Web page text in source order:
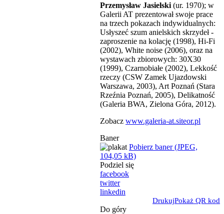
Przemysław Jasielski (ur. 1970); w
Galerii AT prezentował swoje prace
na trzech pokazach indywidualnych:
Usłyszeć szum anielskich skrzydeł -
zaproszenie na kolację (1998), Hi-Fi
(2002), White noise (2006), oraz na
wystawach zbiorowych: 30X30
(1999), Czarnobiałe (2002), Lekkość
rzeczy (CSW Zamek Ujazdowski
Warszawa, 2003), Art Poznań (Stara
Rzeźnia Poznań, 2005), Delikatność
(Galeria BWA, Zielona Góra, 2012).
Zobacz www.galeria-at.siteor.pl
Baner
Pobierz baner (JPEG,
104,05 kB)
Podziel się
facebook
twitter
linkedin
DrukujPokaż QR kod
Do góry